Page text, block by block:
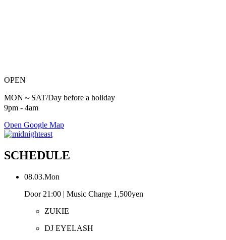
OPEN
MON～SAT/Day before a holiday
9pm - 4am
Open Google Map
SCHEDULE
08.03.Mon
Door 21:00 | Music Charge 1,500yen
ZUKIE
DJ EYELASH